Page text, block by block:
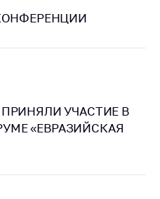
УЧАСТИЕ В
«ЕВРАЗИЙСКАЯ